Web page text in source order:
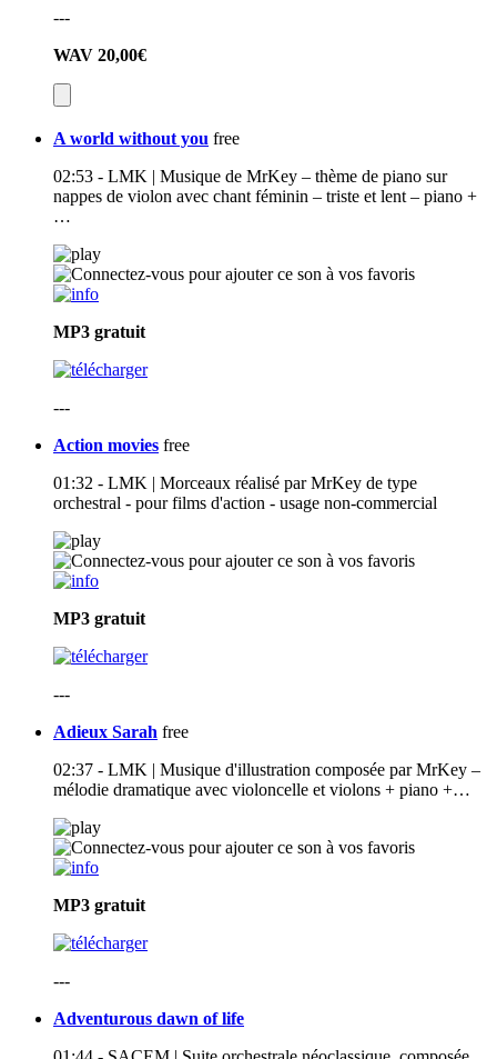
---
WAV 20,00€
A world without you free
02:53 - LMK | Musique de MrKey – thème de piano sur
nappes de violon avec chant féminin – triste et lent – piano +
…
MP3 gratuit
---
Action movies free
01:32 - LMK | Morceaux réalisé par MrKey de type
orchestral - pour films d'action - usage non-commercial
MP3 gratuit
---
Adieux Sarah free
02:37 - LMK | Musique d'illustration composée par MrKey –
mélodie dramatique avec violoncelle et violons + piano +…
MP3 gratuit
---
Adventurous dawn of life